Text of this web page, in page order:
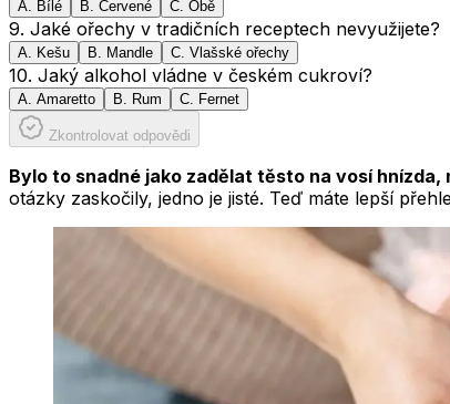
A Bílé B Červené C Obě
9. Jaké ořechy v tradičních receptech nevyužijete?
A Kešu B Mandle C Vlašské ořechy
10. Jaký alkohol vládne v českém cukroví?
A Amaretto B Rum C Fernet
Zkontrolovat odpovědi
Bylo to snadné jako zadělat těsto na vosí
otázky zaskočily, jedno je jisté. Teď máte lepší